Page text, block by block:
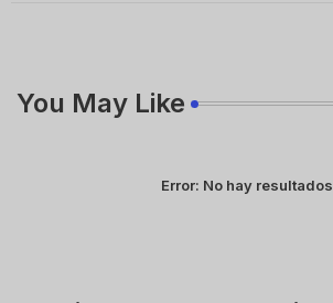
You May Like
Error: No hay resultados